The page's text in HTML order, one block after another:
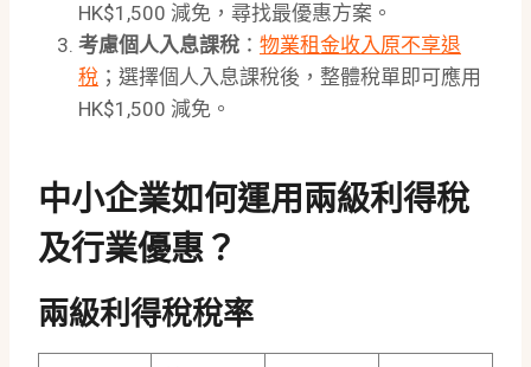
HK$1,500 減免，尋找最優惠方案。
考慮個人入息課稅 ： 物業租金收入原不享退
稅 ；選擇個人入息課稅後，整體稅單即可應用
HK$1,500 減免。
中小企業如何運用兩級利得稅
及行業優惠？
兩級利得稅稅率